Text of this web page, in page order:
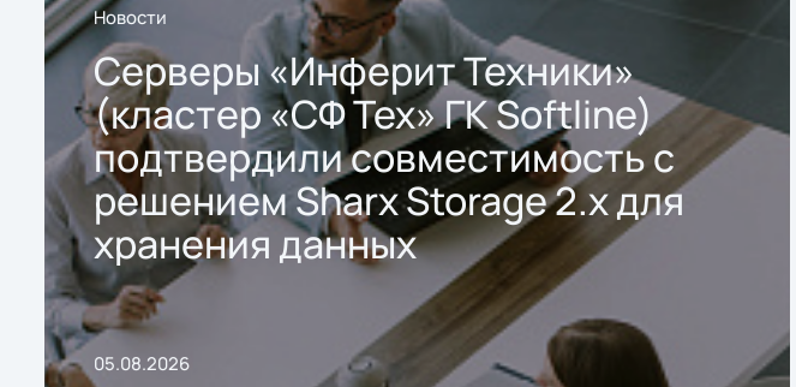
Новости
Серверы «Инферит Техники»
(кластер «СФ Тех» ГК Softline)
подтвердили совместимость с
решением Sharx Storage 2.x для
хранения данных
05.08.2026